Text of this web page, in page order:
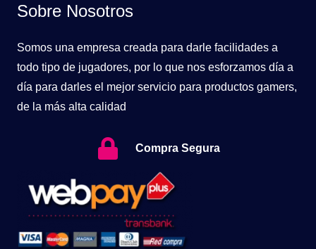
Sobre Nosotros
Somos una empresa creada para darle facilidades a
todo tipo de jugadores, por lo que nos esforzamos día a
día para darles el mejor servicio para productos gamers,
de la más alta calidad
Compra Segura